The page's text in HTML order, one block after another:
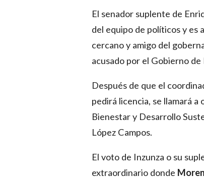
El senador suplente de
del equipo de políticos y es
cercano y amigo del
acusado por el Gobierno de
Después de que el
pedirá licencia, se llamará
Bienestar y Desarrollo
López Campos.
El voto de Inzunza o su
extraordinario donde